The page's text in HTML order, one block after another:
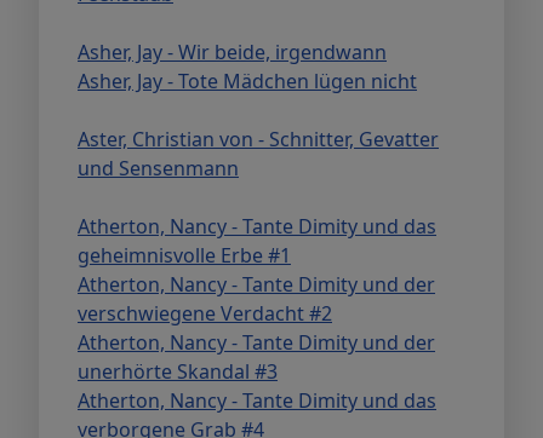
Asher, Jay - Wir beide, irgendwann
Asher, Jay - Tote Mädchen lügen nicht
Aster, Christian von - Schnitter, Gevatter
und Sensenmann
Atherton, Nancy - Tante Dimity und das
geheimnisvolle Erbe #1
Atherton, Nancy - Tante Dimity und der
verschwiegene Verdacht #2
Atherton, Nancy - Tante Dimity und der
unerhörte Skandal #3
Atherton, Nancy - Tante Dimity und das
verborgene Grab #4